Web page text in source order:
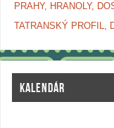
PRAHY, HRANOLY,
TATRANSKÝ PROFIL,
KALENDÁR